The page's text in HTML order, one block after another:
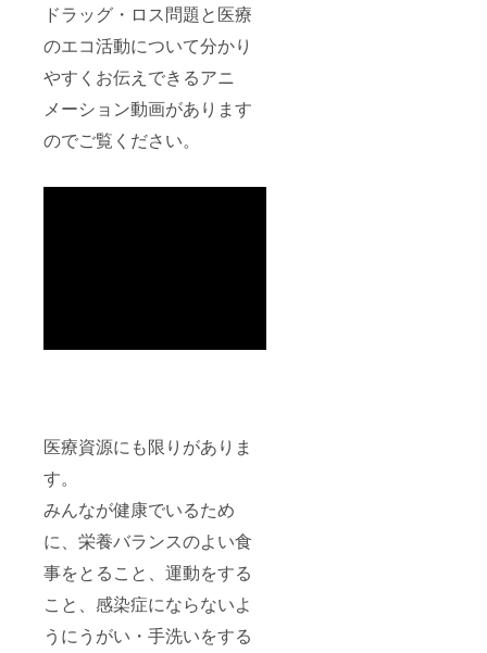
ドラッグ・ロス問題と医療
のエコ活動について分かり
やすくお伝えできるアニ
メーション動画があります
のでご覧ください。
医療資源にも限りがありま
す。
みんなが健康でいるため
に、栄養バランスのよい食
事をとること、運動をする
こと、感染症にならないよ
うにうがい・手洗いをする